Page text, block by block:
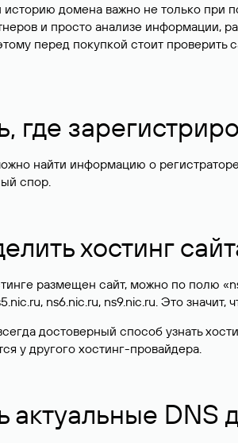
историю домена важно не только
и просто анализе информации,
перед покупкой стоит проверить
где
найти информацию о
спор.
хостинг
размещен сайт, можно по полю
ns6.nic.ru, ns9.nic.ru. Это значит,
достоверный способ узнать
у другого хостинг-провайдера.
актуальные DNS